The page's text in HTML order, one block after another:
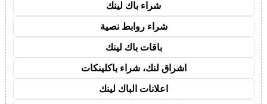
شراء باك لينك
شراء روابط نصية
باقات باك لينك
اشراق لنك، شراء باكلينكات
اعلانات الباك لينك